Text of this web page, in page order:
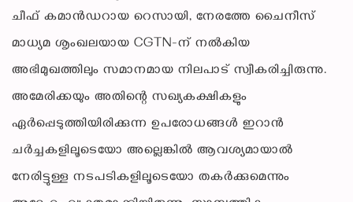
ചീഫ് കമാൻഡറായ റെസായി, നേരത്തേ ചൈനീസ്
മാധ്യമ ശൃംഖലയായ CGTN-ന് നൽകിയ
അഭിമുഖത്തിലും സമാനമായ നിലപാട് സ്വീകരിച്ചിരുന്നു.
അമേരിക്കയും അതിന്റെ സഖ്യകക്ഷികളും
ഏർപ്പെടുത്തിയിരിക്കുന്ന ഉപരോധങ്ങൾ ഇറാൻ
ചർച്ചകളിലൂടെയോ അല്ലെങ്കിൽ ആവശ്യമായാൽ
നേരിട്ടുള്ള നടപടികളിലൂടെയോ തകർക്കുമെന്നും